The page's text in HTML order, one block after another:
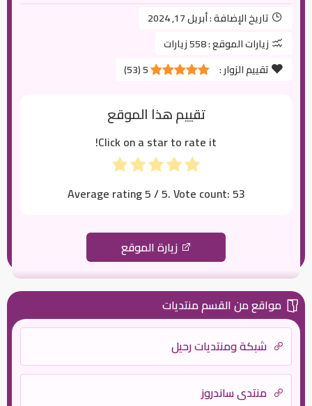
تاريخ الإضافة :أبريل 17, 2024
زيارات الموقع :558 زيارات
تقييم الزوار :
5
(
53
)
تقييم هذا الموقع
Click on a star to rate it!
Average rating5/ 5. Vote count:53
زيارة الموقع
مواقع من القسم منتديات
شبكة ومنتديات رحيل
منتدى ساندروز